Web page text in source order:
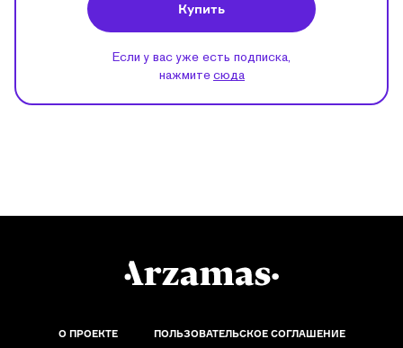
Купить
Если у вас уже есть подписка,
нажмите сюда
О ПРОЕКТЕ ПОЛЬЗОВАТЕЛЬСКОЕ СОГЛАШЕНИЕ